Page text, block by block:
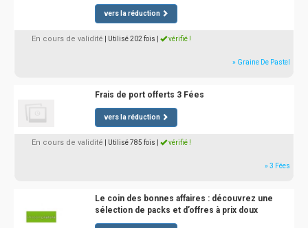
vers la réduction
En cours de validité | Utilisé 202 fois vérifié !
» Graine De Pastel
Frais de port offerts 3 Fées
vers la réduction
En cours de validité | Utilisé 785 fois vérifié !
» 3 Fées
Le coin des bonnes affaires : découvrez une
sélection de packs et d’offres à prix doux